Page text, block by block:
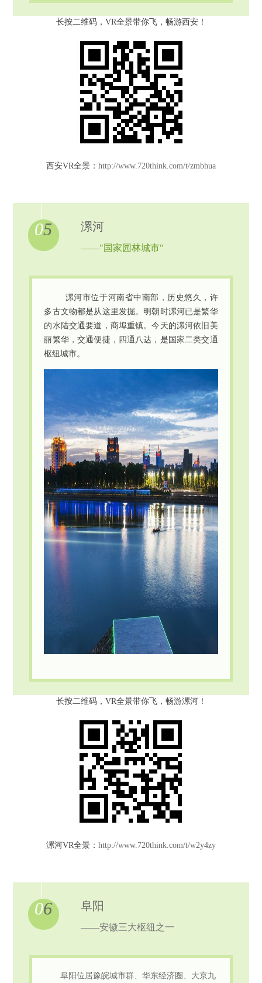
长按二维码，VR全景带你飞，畅游西安！
西安VR全景： http://www.720think.com/t/zmbhua
05 漯河
——"国家园林城市"
漯河市位于河南省中南部，历史悠久，许
多古文物都是从这里发掘。明朝时漯河已是繁华
的水陆交通要道，商埠重镇。今天的漯河依旧美
丽繁华，交通便捷，四通八达，是国家二类交通
枢纽城市。
长按二维码，VR全景带你飞，畅游漯河！
漯河VR全景： http://www.720think.com/t/w2y4zy
06 阜阳
——安徽三大枢纽之一
阜阳位居豫皖城市群、华东经济圈、大京九